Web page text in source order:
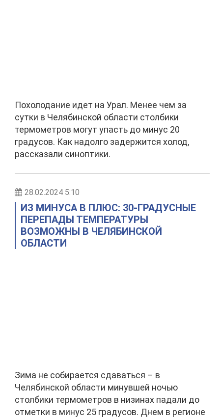
Похолодание идет на Урал. Менее чем за
сутки в Челябинской области столбики
термометров могут упасть до минус 20
градусов. Как надолго задержится холод,
рассказали синоптики.
28.02.2024 5:10
ИЗ МИНУСА В ПЛЮС: 30-ГРАДУСНЫЕ
ПЕРЕПАДЫ ТЕМПЕРАТУРЫ
ВОЗМОЖНЫ В ЧЕЛЯБИНСКОЙ
ОБЛАСТИ
Зима не собирается сдаваться – в
Челябинской области минувшей ночью
столбики термометров в низинах падали до
отметки в минус 25 градусов. Днем в регионе